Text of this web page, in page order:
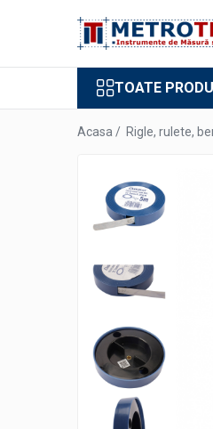
Sublere digitale
Sublere digitale de adancime
Sublere mecanice de adancime
Sublere cu cadran
Sublere speciale digitale
Sublere speciale mecanice
Sublere mecanice de inaltime
TOATE
Acasa / Rigle, rulete,